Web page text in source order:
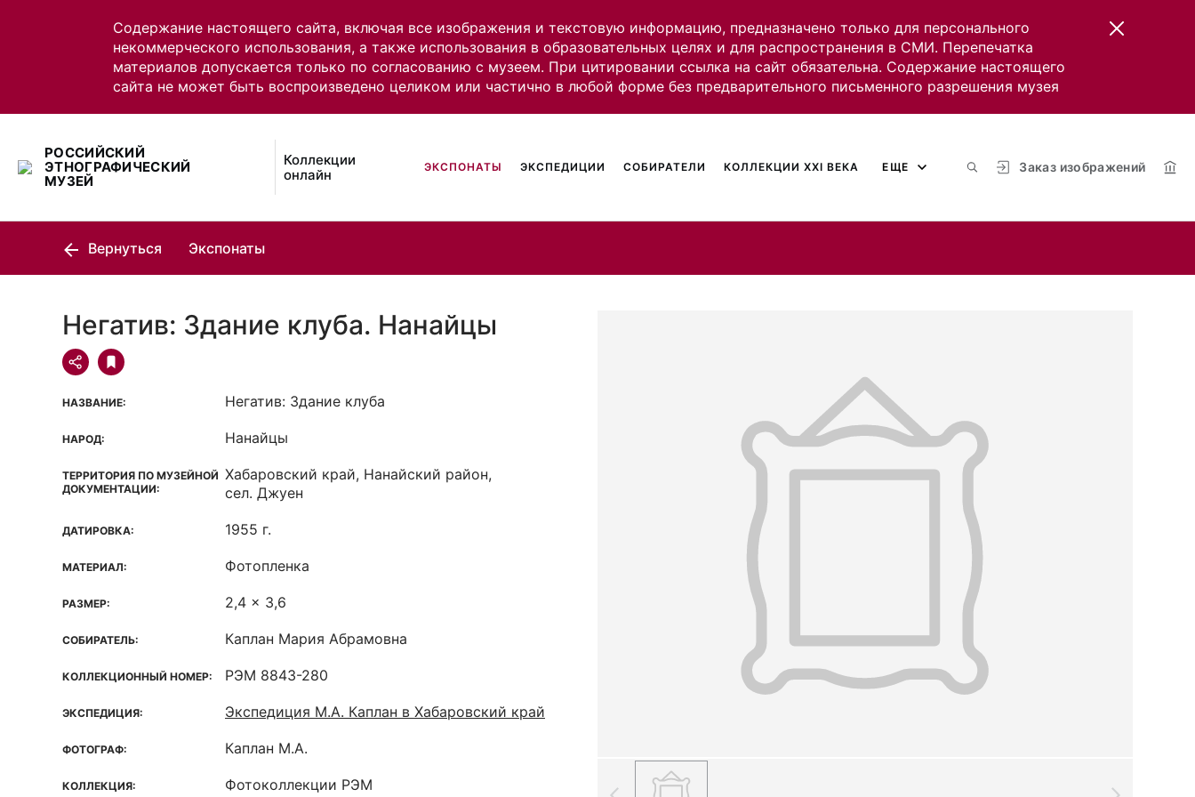
Содержание настоящего сайта, включая все изображения и текстовую информацию, предназначено только для персонального
некоммерческого использования, а также использования в образовательных целях и для распространения в СМИ. Перепечатка
материалов допускается только по согласованию с музеем. При цитировании ссылка на сайт обязательна. Содержание настоящего
сайта не может быть воспроизведено целиком или частично в любой форме без предварительного письменного разрешения музея
РОССИЙСКИЙ
ЭТНОГРАФИЧЕСКИЙ
МУЗЕЙ
Коллекции
онлайн
Заказ изображений
ЭКСПОНАТЫ ЭКСПЕДИЦИИ СОБИРАТЕЛИ КОЛЛЕКЦИИ XXI ВЕКА ЕЩЕ
Вернуться Экспонаты
Негатив: Здание клуба. Нанайцы
НАЗВАНИЕ: Негатив: Здание клуба
НАРОД: Нанайцы
ТЕРРИТОРИЯ ПО МУЗЕЙНОЙ
ДОКУМЕНТАЦИИ:
Хабаровский край, Нанайский район,
сел. Джуен
ДАТИРОВКА: 1955 г.
МАТЕРИАЛ: Фотопленка
РАЗМЕР: 2,4 x 3,6
СОБИРАТЕЛЬ: Каплан Мария Абрамовна
КОЛЛЕКЦИОННЫЙ НОМЕР: РЭМ 8843-280
ЭКСПЕДИЦИЯ: Экспедиция М.А. Каплан в Хабаровский край
ФОТОГРАФ: Каплан М.А.
КОЛЛЕКЦИЯ: Фотоколлекции РЭМ